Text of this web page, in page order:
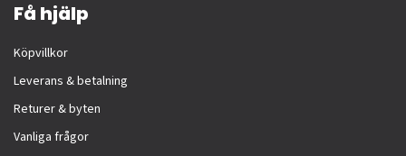
Få hjälp
Köpvillkor
Leverans & betalning
Returer & byten
Vanliga frågor